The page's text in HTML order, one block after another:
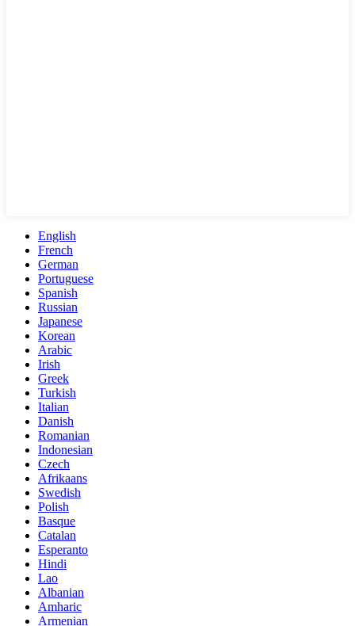
English
French
German
Portuguese
Spanish
Russian
Japanese
Korean
Arabic
Irish
Greek
Turkish
Italian
Danish
Romanian
Indonesian
Czech
Afrikaans
Swedish
Polish
Basque
Catalan
Esperanto
Hindi
Lao
Albanian
Amharic
Armenian